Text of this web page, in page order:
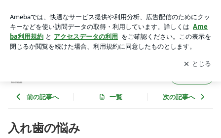
アプリをダウンロードして ブログの更新通知
を受け取りまし
ょう。
開く
前の記事へ 一覧 次の記事へ
入れ歯の悩み